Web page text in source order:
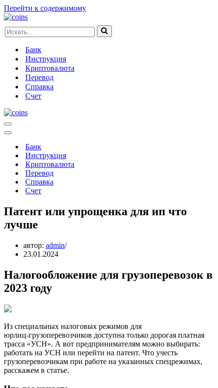
Перейти к содержимому
Искать...
Банк
Инструкция
Криптовалюта
Перевод
Справка
Счет
Меню
навигации
Меню
навигацииБанк
Инструкция
Криптовалюта
Перевод
Справка
Счет
Патент или упрощенка для ип что
лучше
автор: admin
23.01.2024
Налогообложение для грузоперевозок в
2023 году
Из специальных налоговых режимов для
юрлиц‑грузоперевозчиков доступна только дорогая платная
трасса «УСН». А вот предпринимателям можно выбирать:
работать на УСН или перейти на патент. Что учесть
грузоперевозчикам при работе на указанных спецрежимах,
расскажем в статье.